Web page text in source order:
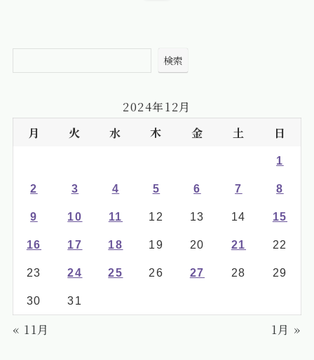
検索
2024年12月
月
火 水 木 金 土 日
1
2 3 4 5 6 7 8
9 10 11 12 13 14 15
16 17 18 19 20 21 22
23 24 25 26 27 28 29
30 31
« 11月 1月 »